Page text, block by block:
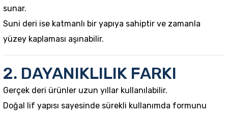
sunar.
Suni deri ise katmanlı bir yapıya sahiptir ve zamanla
yüzey kaplaması aşınabilir.
2. DAYANIKLILIK FARKI
Gerçek deri ürünler uzun yıllar kullanılabilir.
Doğal lif yapısı sayesinde sürekli kullanımda formunu